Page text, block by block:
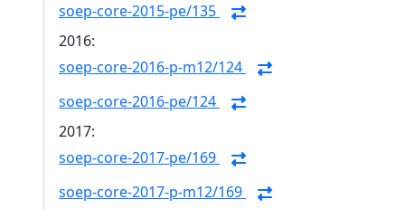
soep-core-2015-pe/135
2016:
soep-core-2016-p-m12/124
soep-core-2016-pe/124
2017:
soep-core-2017-pe/169
soep-core-2017-p-m12/169